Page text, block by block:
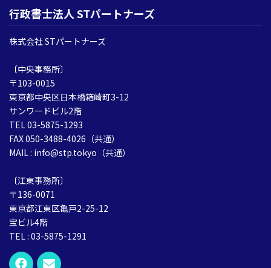
行政書士法人 STパートナーズ
株式会社 STパートナーズ
〔中央事務所〕
〒103-0015
東京都中央区日本橋箱崎町3-12
サンワードビル2階
TEL 03-5875-1293
FAX 050-3488-4026（共通）
MAIL : info@stp.tokyo（共通）
〔江東事務所〕
〒136-0071
東京都江東区亀戸2-25-12
宝ビル4階
TEL : 03-5875-1291